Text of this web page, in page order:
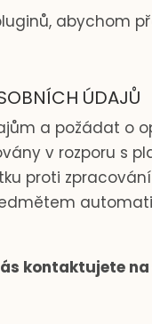
abychom
ÚDAJŮ
a požádat o
v rozporu s
proti
kontaktujete